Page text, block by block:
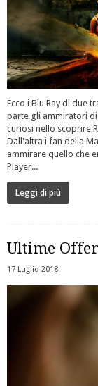
Ecco i Blu Ray di due
parte gli ammiratori
curiosi nello scoprire
Dall'altra i fan della
ammirare quello che
Player...
Leggi di più
Ultime
17 Luglio 2018